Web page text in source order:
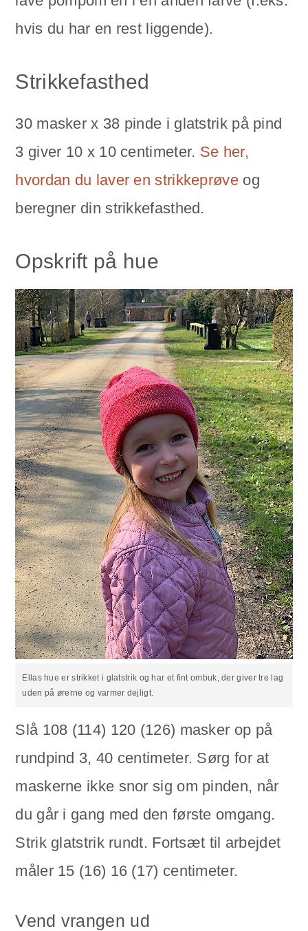
hvis du har en rest liggende).
Strikkefasthed
30 masker x 38 pinde i glatstrik på pind
3 giver 10 x 10 centimeter. Se her,
hvordan du laver en strikkeprøve og
beregner din strikkefasthed.
Opskrift på hue
Ellas hue er strikket i glatstrik og har et fint ombuk, der giver tre lag
uden på ørerne og varmer dejligt.
Slå 108 (114) 120 (126) masker op på
rundpind 3, 40 centimeter. Sørg for at
maskerne ikke snor sig om pinden, når
du går i gang med den første omgang.
Strik glatstrik rundt. Fortsæt til arbejdet
måler 15 (16) 16 (17) centimeter.
Vend vrangen ud